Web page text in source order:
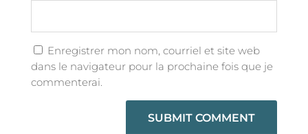
Enregistrer mon nom, courriel et site web
dans le navigateur pour la prochaine fois que je
commenterai.